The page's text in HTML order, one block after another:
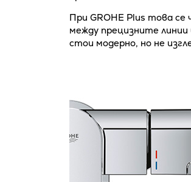
При GROHE Plus това
между прецизните
стои модерно, но не